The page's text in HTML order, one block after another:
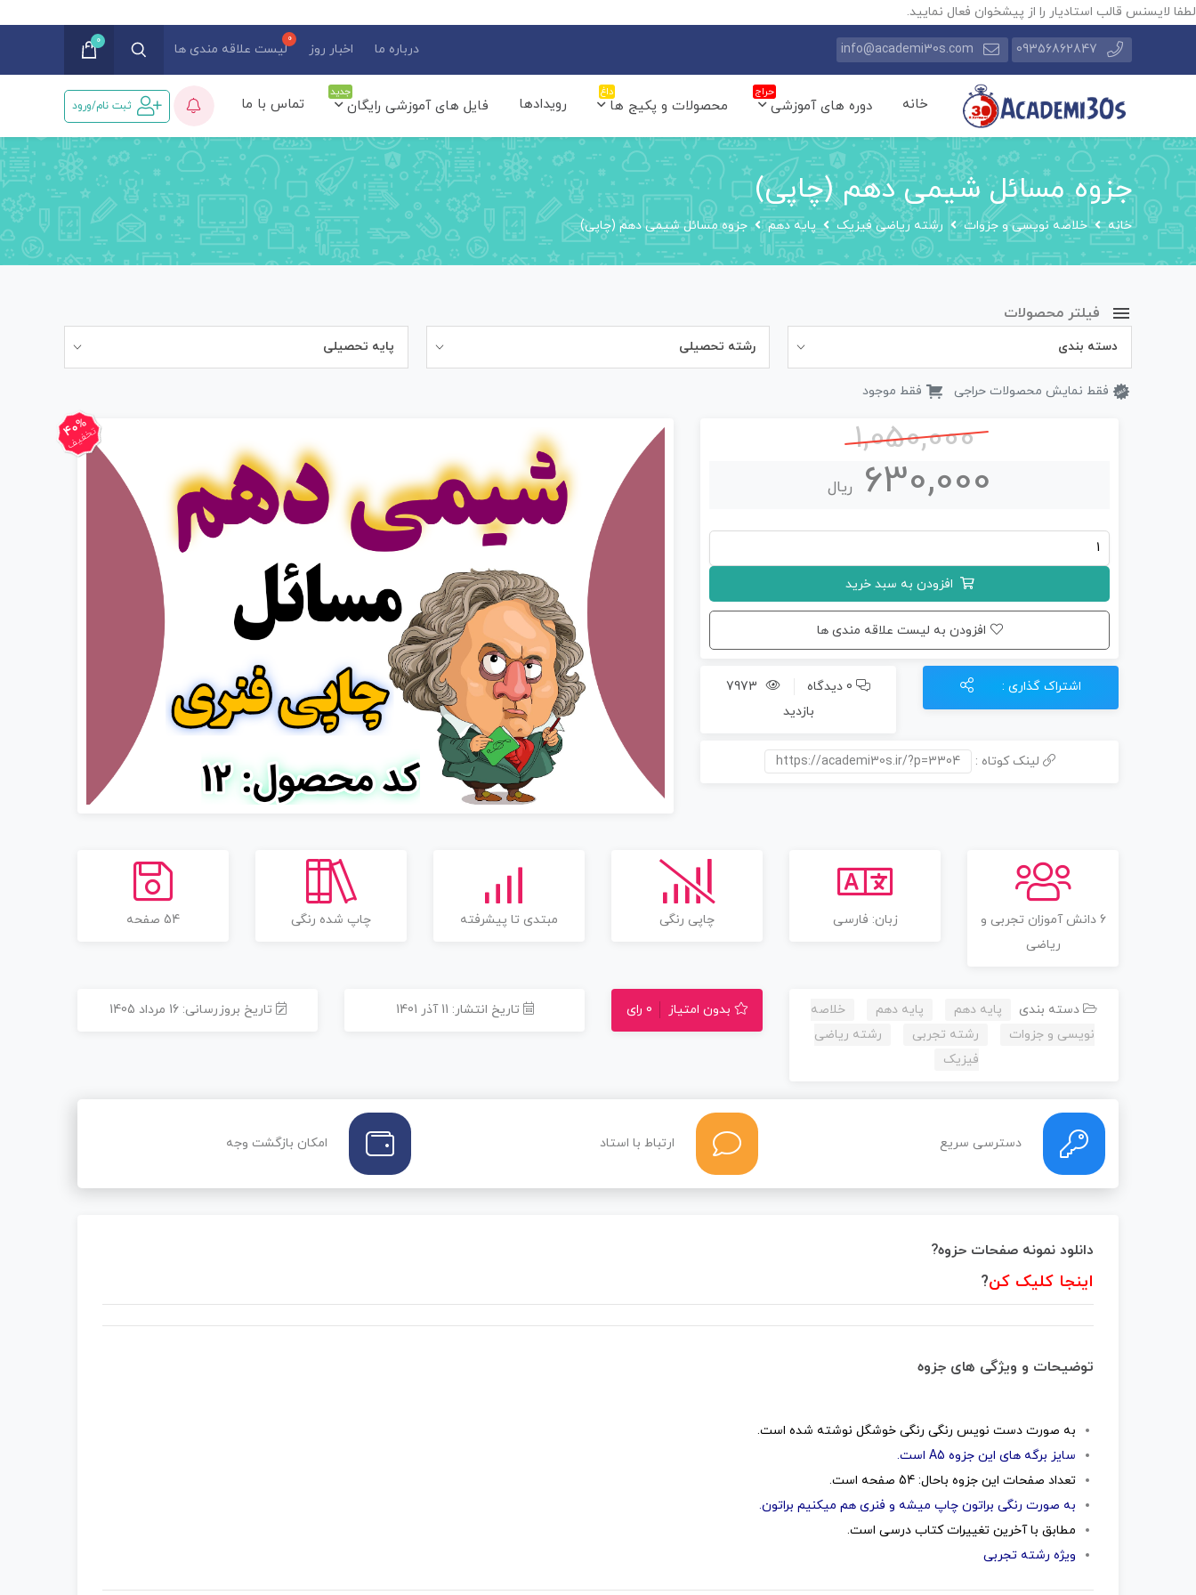
لطفا لایسنس قالب استادیار را از پیشخوان فعال نمایید.
09356862847
info@academi30s.com درباره ما اخبار روز لیست علاقه مندی ها
0
خانه دوره های آموزشی
حراج
محصولات و پکیج ها
داغ
رویدادها فایل های آموزشی رایگان
جدید
تماس با ما ثبت نام/ورود
جزوه مسائل شیمی دهم (چاپی)
خانه خلاصه نویسی و جزوات رشته ریاضی فیزیک پایه دهم جزوه مسائل شیمی دهم (چاپی)
فیلتر محصولات
دسته بندی رشته تحصیلی پایه تحصیلی
فقط نمایش محصولات حراجی فقط موجود
1,050,000
630,000 ریال
جزوه
مسائل
دهم
عدد
افزودن به سبد خرید
افزودن به لیست علاقه مندی ها
اشتراک گذاری : 0 دیدگاه
7973
بازدید
لینک کوتاه : https://academi30s.ir/?p=3304
40%
تخفیف
6 دانش آموزان تجربی و
ریاضی
زبان: فارسی چاپی رنگی مبتدی تا پیشرفته چاپ شده رنگی 54 صفحه
دسته بندی پایه دهم پایه دهم
خلاصه
نویسی و جزوات
رشته تجربی
رشته ریاضی
فیزیک
بدون امتیاز 0 رای تاریخ انتشار: 11 آذر 1401 تاریخ بروزرسانی: 16 مرداد 1405
دسترسی سریع ارتباط با استاد امکان بازگشت وجه
دانلود نمونه صفحات حزوه?
اینجا کلیک کن?
توضیحات و ویژگی های جزوه
به صورت دست نویس رنگی رنگی خوشگل نوشته شده است.
سایز برگه های این جزوه A5 است.
تعداد صفحات این جزوه باحال: 54 صفحه است.
به صورت رنگی براتون چاپ میشه و فنری هم میکنیم براتون.
مطابق با آخرین تغییرات کتاب درسی است.
ویژه رشته تجربی